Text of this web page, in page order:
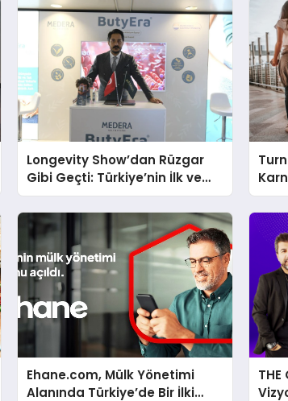
Longevity Show’dan Rüzgar
Gibi Geçti: Türkiye’nin İlk ve
Tek Doğal Bütirat Ürünü Dünya
Sahnesinde
Ehane.com, Mülk Yönetimi
Alanında Türkiye’de Bir İlki
THE